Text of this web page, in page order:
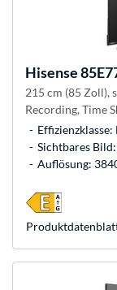
Hisense
215 cm (85 Zoll),
Recording, Time
Effizienzklasse:
Sichtbares
Auflösung: